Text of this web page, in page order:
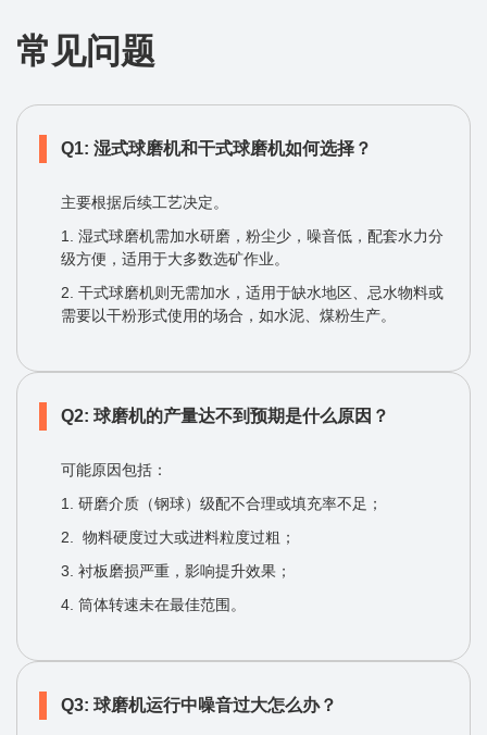
常见问题
Q1: 湿式球磨机和干式球磨机如何选择？
主要根据后续工艺决定。
1. 湿式球磨机需加水研磨，粉尘少，噪音低，配套水力分
级方便，适用于大多数选矿作业。
2. 干式球磨机则无需加水，适用于缺水地区、忌水物料或
需要以干粉形式使用的场合，如水泥、煤粉生产。
Q2: 球磨机的产量达不到预期是什么原因？
可能原因包括：
1. 研磨介质（钢球）级配不合理或填充率不足；
2. 物料硬度过大或进料粒度过粗；
3. 衬板磨损严重，影响提升效果；
4. 筒体转速未在最佳范围。
Q3: 球磨机运行中噪音过大怎么办？